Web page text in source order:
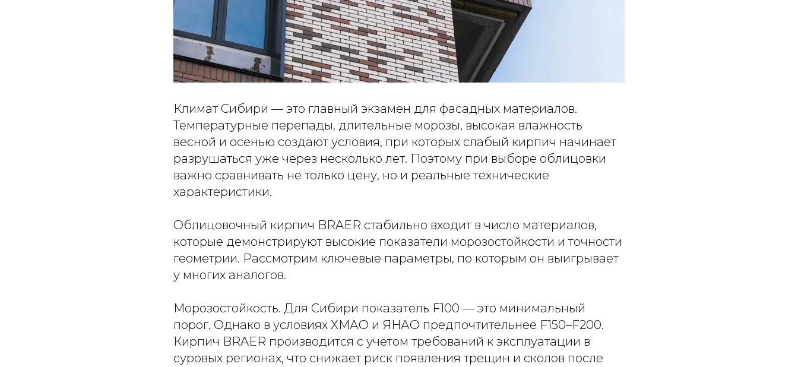
Климат Сибири — это главный экзамен для фасадных материалов.
Температурные перепады, длительные морозы, высокая влажность
весной и осенью создают условия, при которых слабый кирпич начинает
разрушаться уже через несколько лет. Поэтому при выборе облицовки
важно сравнивать не только цену, но и реальные технические
характеристики.
Облицовочный кирпич BRAER стабильно входит в число материалов,
которые демонстрируют высокие показатели морозостойкости и точности
геометрии. Рассмотрим ключевые параметры, по которым он выигрывает
у многих аналогов.
Морозостойкость. Для Сибири показатель F100 — это минимальный
порог. Однако в условиях ХМАО и ЯНАО предпочтительнее F150–F200.
Кирпич BRAER производится с учётом требований к эксплуатации в
суровых регионах, что снижает риск появления трещин и сколов после